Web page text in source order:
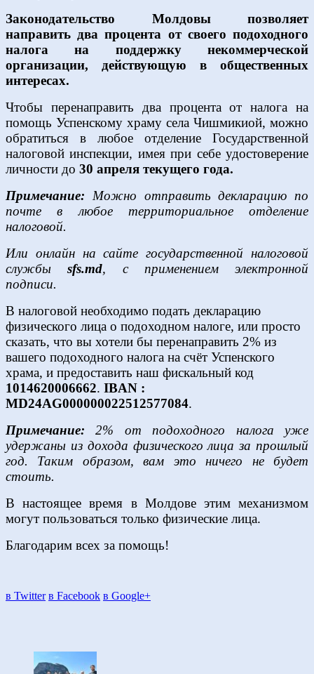
Законодательство Молдовы позволяет
направить два процента от своего подоходного
налога на поддержку некоммерческой
организации, действующую в общественных
интересах.
Чтобы перенаправить два процента от налога на
помощь Успенскому храму села Чишмикиой, можно
обратиться в любое отделение Государственной
налоговой инспекции, имея при себе удостоверение
личности до 30 апреля текущего года.
Примечание: Можно отправить декларацию по
почте в любое территориальное отделение
налоговой.
Или онлайн на сайте государственной налоговой
службыsfs.md, с применением электронной
подписи.
В налоговой необходимо подать декларацию
физического лица о подоходном налоге, или просто
сказать, что вы хотели бы перенаправить 2% из
вашего подоходного налога на счёт Успенского
храма, и предоставить наш фискальный код
1014620006662. IBAN :
MD24AG000000022512577084.
Примечание: 2% от подоходного налога уже
удержаны из дохода физического лица за прошлый
год. Таким образом, вам это ничего не будет
стоить.
В настоящее время в Молдове этим механизмом
могут пользоваться только физические лица.
Благодарим всех за помощь!
в Twitter в Facebook в Google+